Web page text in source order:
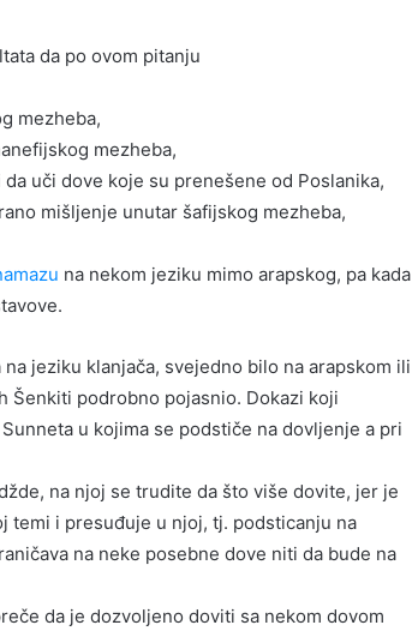
da po ovom pitanju
mezheba,
mezheba,
uči dove koje su prenešene od Poslanika,
mišljenje unutar šafijskog mezheba,
na nekom jeziku mimo arapskog, pa kada
jeziku klanjača, svejedno bilo na arapskom ili
Šenkiti podrobno pojasnio. Dokazi koji
u kojima se podstiče na dovljenje a pri
na njoj se trudite da što više dovite, jer je
temi i presuđuje u njoj, tj. podsticanju na
na neke posebne dove niti da bude na
da je dozvoljeno doviti sa nekom dovom